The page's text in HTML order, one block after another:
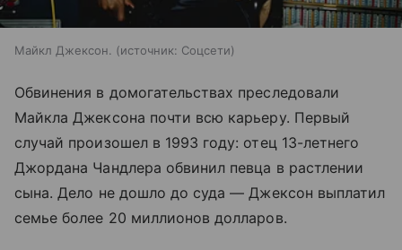
Майкл Джексон. источник: Соцсети
Обвинения в домогательствах преследовали
Майкла Джексона почти всю карьеру. Первый
случай произошел в 1993 году: отец 13-летнего
Джордана Чандлера обвинил певца в растлении
сына. Дело не дошло до суда — Джексон выплатил
семье более 20 миллионов долларов.